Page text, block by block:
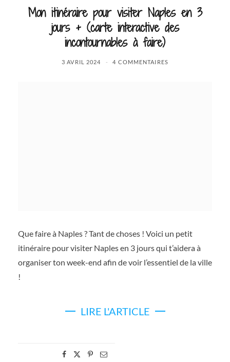
Mon itinéraire pour visiter Naples en 3
jours + (carte interactive des
incontournables à faire)
3 AVRIL 2024 4 COMMENTAIRES
Que faire à Naples ? Tant de choses ! Voici un petit
itinéraire pour visiter Naples en 3 jours qui t’aidera à
organiser ton week-end afin de voir l’essentiel de la ville
!
LIRE L'ARTICLE